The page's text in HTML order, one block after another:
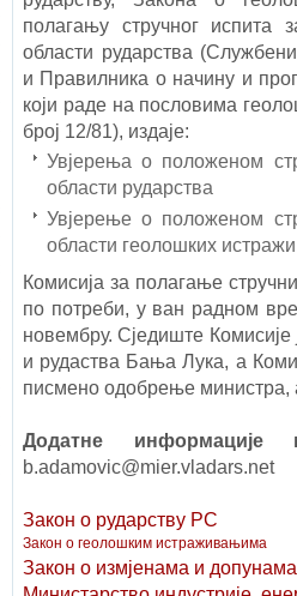
полагању стручног испита
области рударства
и Правилника о начину и
који раде на пословима
број 12/81), издаје:
Увјерења о положеном
области рударства
Увјерење о положеном
области геолошких
Комисија за полагање
по потреби, у ван радном
новембру. Сједиште Комисије
и рудаства Бања Лука, а
писмено одобрење министра,
Додатне
b.adamovic@mier.vladars.net
Закон о рударству РС
Закон о геолошким истраживањима
Закон о измјенама и